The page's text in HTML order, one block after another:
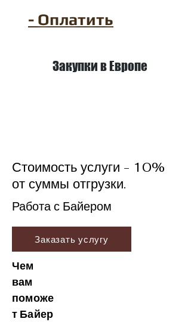
- Оплатить
Закупки в Европе
Стоимость услуги - 10%
от суммы отгрузки.
Работа с Байером
Заказать услугу
Чем
вам
поможе
т Байер